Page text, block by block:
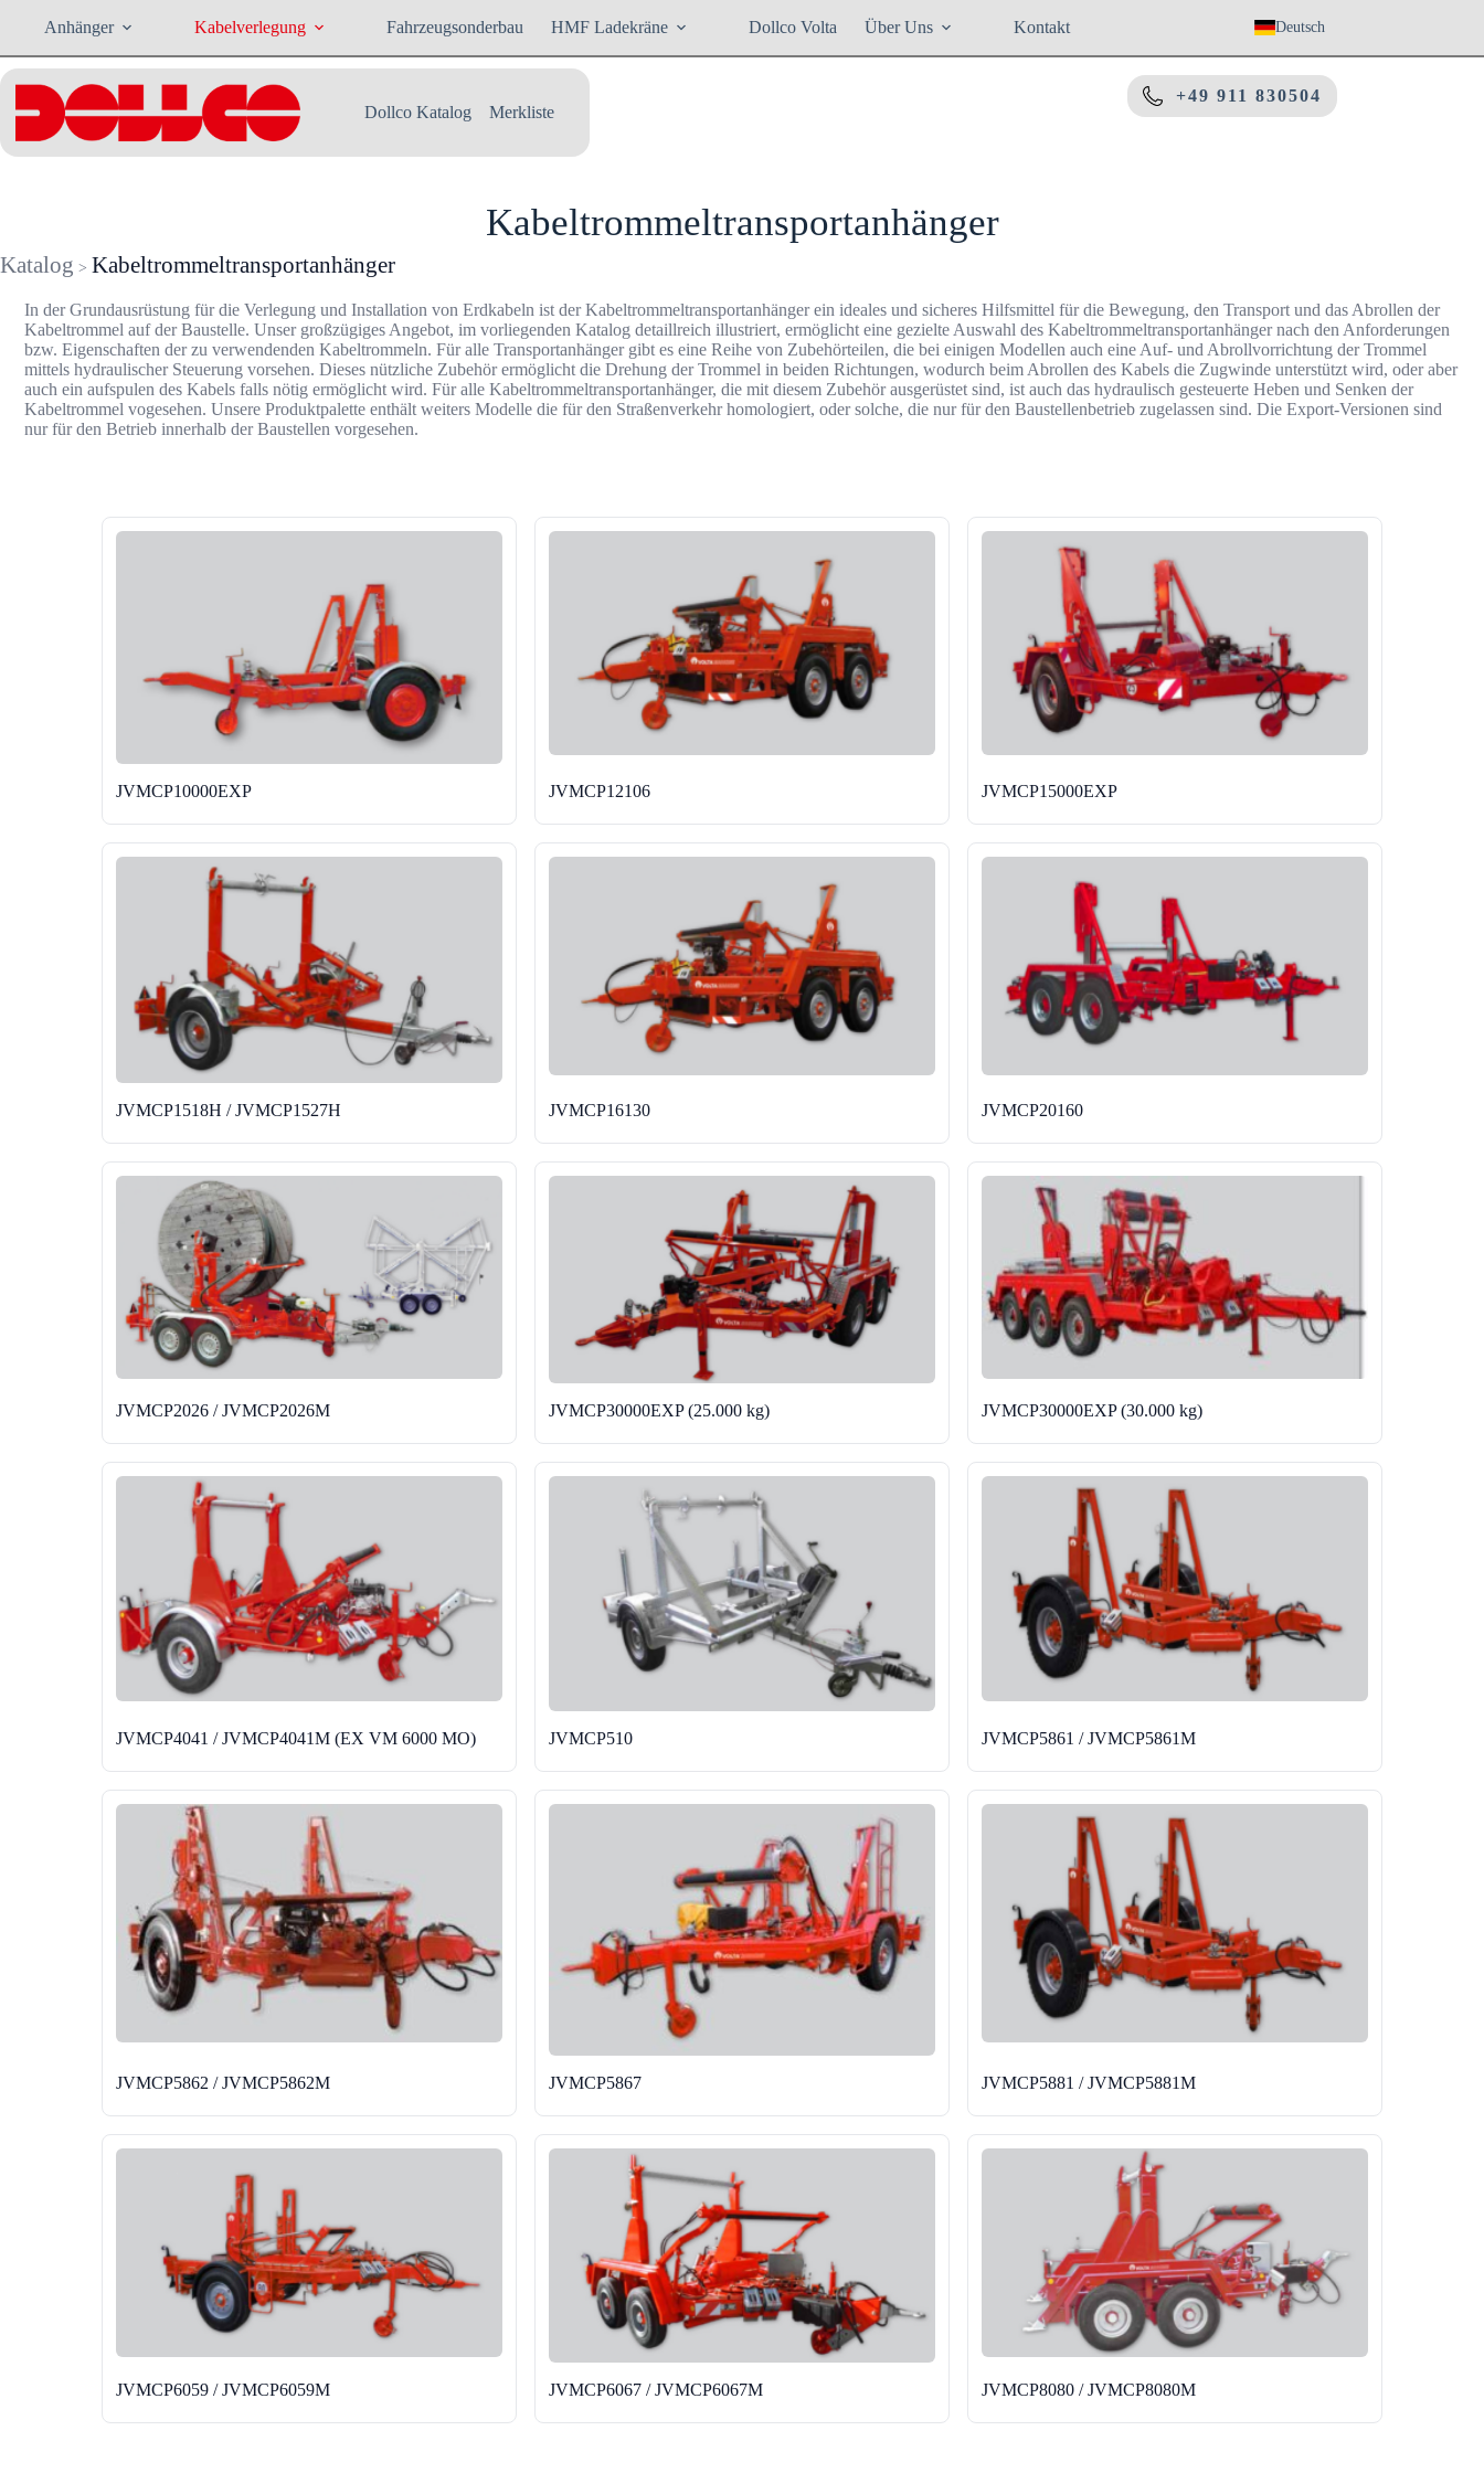
Anhänger Kabelverlegung Fahrzeugsonderbau HMF Ladekräne Dollco Volta Über Uns Kontakt Deutsch
Dollco Katalog Merkliste
+49 911 830504
Kabeltrommeltransportanhänger
Katalog > Kabeltrommeltransportanhänger
In der Grundausrüstung für die Verlegung und Installation von Erdkabeln ist der Kabeltrommeltransportanhänger ein ideales und sicheres Hilfsmittel für die Bewegung, den Transport und das Abrollen der
Kabeltrommel auf der Baustelle. Unser großzügiges Angebot, im vorliegenden Katalog detaillreich illustriert, ermöglicht eine gezielte Auswahl des Kabeltrommeltransportanhänger nach den Anforderungen
bzw. Eigenschaften der zu verwendenden Kabeltrommeln. Für alle Transportanhänger gibt es eine Reihe von Zubehörteilen, die bei einigen Modellen auch eine Auf- und Abrollvorrichtung der Trommel
mittels hydraulischer Steuerung vorsehen. Dieses nützliche Zubehör ermöglicht die Drehung der Trommel in beiden Richtungen, wodurch beim Abrollen des Kabels die Zugwinde unterstützt wird, oder aber
auch ein aufspulen des Kabels falls nötig ermöglicht wird. Für alle Kabeltrommeltransportanhänger, die mit diesem Zubehör ausgerüstet sind, ist auch das hydraulisch gesteuerte Heben und Senken der
Kabeltrommel vogesehen. Unsere Produktpalette enthält weiters Modelle die für den Straßenverkehr homologiert, oder solche, die nur für den Baustellenbetrieb zugelassen sind. Die Export-Versionen sind
nur für den Betrieb innerhalb der Baustellen vorgesehen.
JVMCP10000EXP JVMCP12106 JVMCP15000EXP
JVMCP1518H / JVMCP1527H JVMCP16130 JVMCP20160
JVMCP2026 / JVMCP2026M JVMCP30000EXP (25.000 kg) JVMCP30000EXP (30.000 kg)
JVMCP4041 / JVMCP4041M (EX VM 6000 MO) JVMCP510 JVMCP5861 / JVMCP5861M
JVMCP5862 / JVMCP5862M JVMCP5867 JVMCP5881 / JVMCP5881M
JVMCP6059 / JVMCP6059M JVMCP6067 / JVMCP6067M JVMCP8080 / JVMCP8080M